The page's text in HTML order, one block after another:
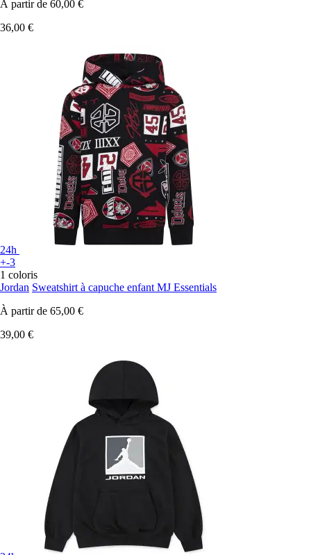
À partir de 60,00 €
36,00 €
24h
+-3
1 coloris
Jordan Sweatshirt à capuche enfant MJ Essentials
À partir de 65,00 €
39,00 €